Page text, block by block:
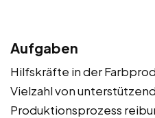
Aufgaben
Hilfskräfte in der
Vielzahl von
Produktionsprozess